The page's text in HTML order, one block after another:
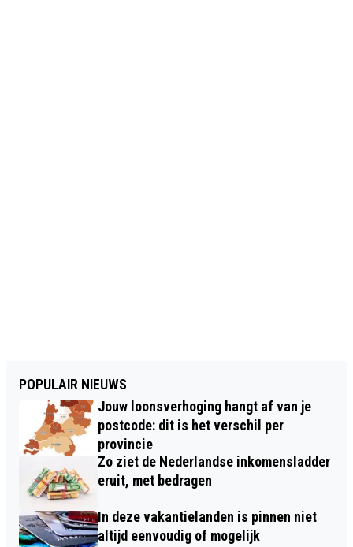
POPULAIR NIEUWS
Jouw loonsverhoging hangt af van je
postcode: dit is het verschil per
provincie
Zo ziet de Nederlandse inkomensladder
eruit, met bedragen
In deze vakantielanden is pinnen niet
altijd eenvoudig of mogelijk